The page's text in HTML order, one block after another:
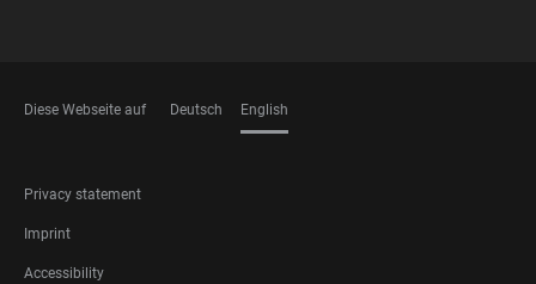
Diese Webseite auf Deutsch English
FOOTER
LEGAL
Privacy statement
Imprint
Accessibility